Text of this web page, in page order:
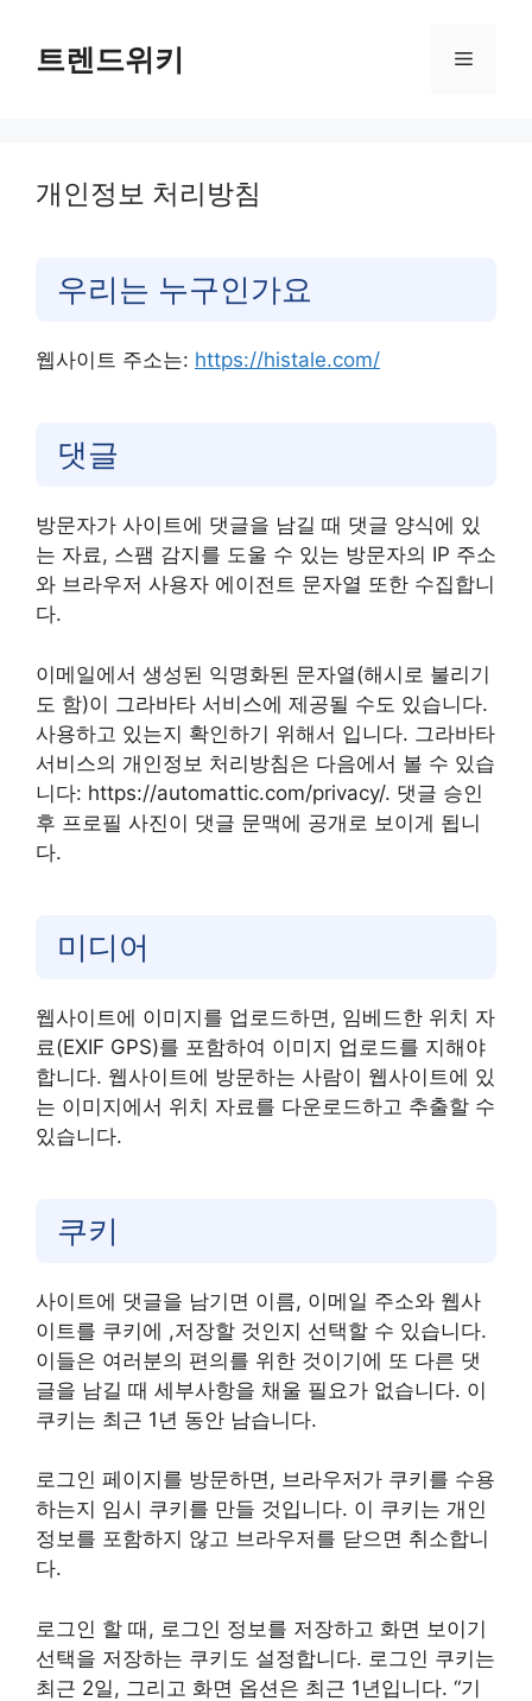
트렌드위키 메
개인정보 처리방침
우리는 누구인가요
웹사이트 주소는: https://histale.com/
댓글
방문자가 사이트에 댓글을 남길 때 댓글 양식에 있
는 자료, 스팸 감지를 도울 수 있는 방문자의 IP 주소
와 브라우저 사용자 에이전트 문자열 또한 수집합니
다.
이메일에서 생성된 익명화된 문자열(해시로 불리기
도 함)이 그라바타 서비스에 제공될 수도 있습니다.
사용하고 있는지 확인하기 위해서 입니다. 그라바타
서비스의 개인정보 처리방침은 다음에서 볼 수 있습
니다: https://automattic.com/privacy/. 댓글 승인
후 프로필 사진이 댓글 문맥에 공개로 보이게 됩니
다.
미디어
웹사이트에 이미지를 업로드하면, 임베드한 위치 자
료(EXIF GPS)를 포함하여 이미지 업로드를 지해야
합니다. 웹사이트에 방문하는 사람이 웹사이트에 있
는 이미지에서 위치 자료를 다운로드하고 추출할 수
있습니다.
쿠키
사이트에 댓글을 남기면 이름, 이메일 주소와 웹사
이트를 쿠키에 ,저장할 것인지 선택할 수 있습니다.
이들은 여러분의 편의를 위한 것이기에 또 다른 댓
글을 남길 때 세부사항을 채울 필요가 없습니다. 이
쿠키는 최근 1년 동안 남습니다.
로그인 페이지를 방문하면, 브라우저가 쿠키를 수용
하는지 임시 쿠키를 만들 것입니다. 이 쿠키는 개인
정보를 포함하지 않고 브라우저를 닫으면 취소합니
다.
로그인 할 때, 로그인 정보를 저장하고 화면 보이기
선택을 저장하는 쿠키도 설정합니다. 로그인 쿠키는
최근 2일, 그리고 화면 옵션은 최근 1년입니다. “기